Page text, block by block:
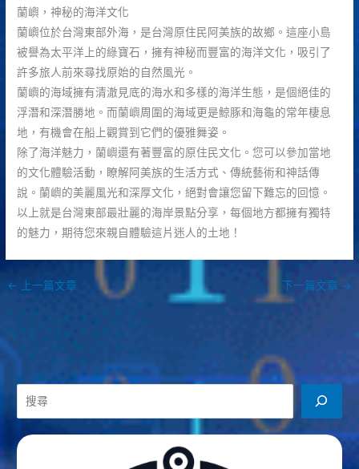
蘭嶼，神秘的海洋文化
蘭嶼位於台灣東部外海，是台灣原住民阿美族的故鄉。這座小島
被譽為太平洋上的綠寶石，擁有神秘而豐富的海洋文化，吸引了
許多旅人前來尋找原始的自然風光。
蘭嶼的海域擁有清澈見底的海水和多樣的海洋生態，是個絕佳的
浮潛和深潛勝地。而蘭嶼周圍的海域更是鯨豚和海龜的常年棲息
地，有機會在船上觀賞到它們的優雅舞姿。
除了海洋魅力，蘭嶼還有著豐富的原住民文化。您可以參加當地
的文化體驗活動，瞭解阿美族的生活方式、傳統藝術和神話傳
說。蘭嶼的美麗風光和深厚文化，絕對會讓您留下難忘的回憶。
以上就是台灣東部最壯麗的海岸景點分享，每個地方都擁有獨特
的魅力，期待您來親自體驗這片迷人的土地！
← 上一篇文章 下一篇文章 →
搜
尋